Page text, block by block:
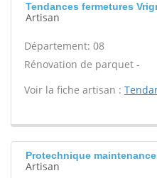
Tendances fermetures
Artisan
Département: 08
Rénovation de parquet -
Voir la fiche artisan :
Protechnique maintenance
Artisan